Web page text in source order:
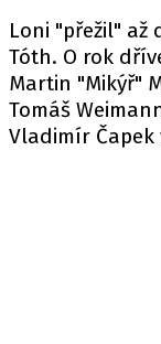
Loni "přežil" až
Tóth. O rok
Martin "Mikýř"
Tomáš
Vladimír Čapek